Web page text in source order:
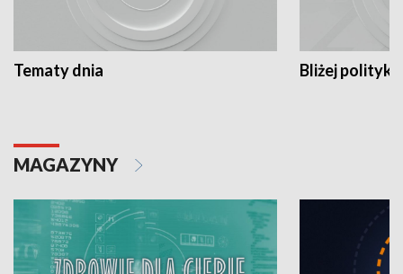
Tematy dnia Bliżej polityki
MAGAZYNY